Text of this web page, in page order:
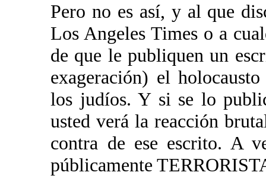
Pero no es así, y al que
Los Angeles Times o a
de que le publiquen un
exageración) el
los judíos. Y si se lo
usted verá la reacción
contra de ese escrito. A
públicamente